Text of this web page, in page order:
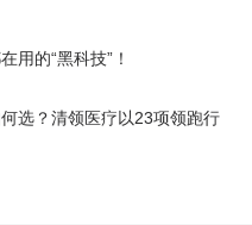
用的“黑科技”！
选？清领医疗以23项领跑行